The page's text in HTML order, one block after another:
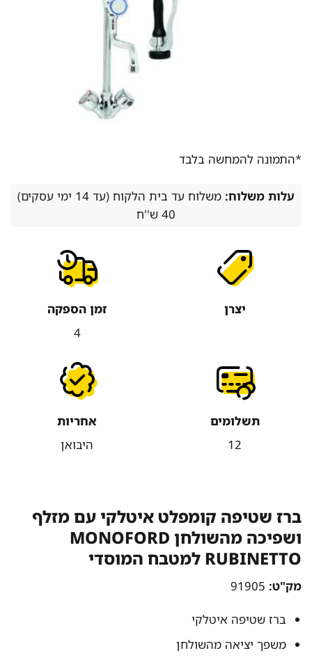
*התמונה להמחשה בלבד
עלות משלוח:
משלוח עד בית הלקוח (עד 14 ימי עסקים)
40 ש''ח
יצרן
זמן הספקה
4
תשלומים
12
אחריות
היבואן
ברז שטיפה קומפלט איטלקי עם מזלף
ושפיכה מהשולחן MONOFORD
RUBINETTO למטבח המוסדי
מק"ט:91905
ברז שטיפה איטלקי
משפך יציאה מהשולחן